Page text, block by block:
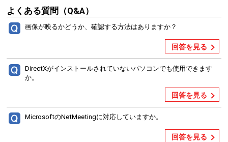
よくある質問（Q&A）
画像が映るかどうか、確認する方法はありますか？
回答を見る
DirectXがインストールされていないパソコンでも使用できます
か。
回答を見る
MicrosoftのNetMeetingに対応していますか。
回答を見る